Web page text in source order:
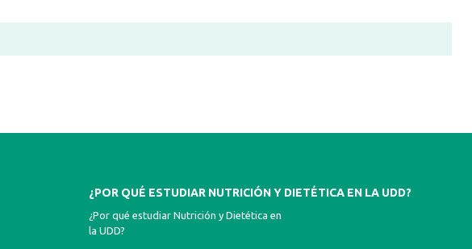
¿POR QUÉ ESTUDIAR NUTRICIÓN Y DIETÉTICA EN LA UDD?
¿Por qué estudiar Nutrición y Dietética en
la UDD?